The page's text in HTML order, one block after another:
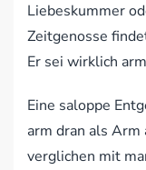
Liebeskummer
Zeitgenosse
Er sei wirklich
Eine saloppe
arm dran als
verglichen mit